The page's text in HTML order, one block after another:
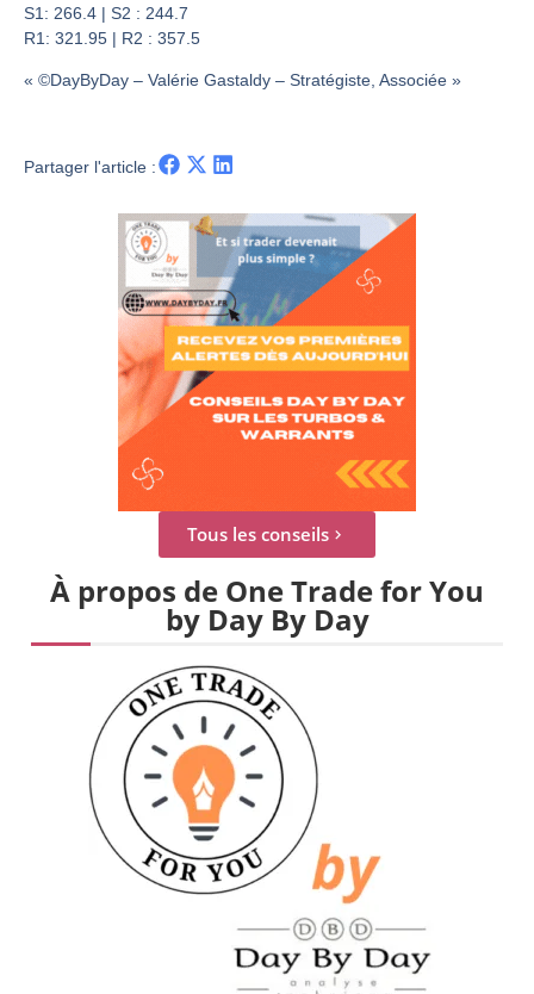
S1: 266.4 | S2 : 244.7
R1: 321.95 | R2 : 357.5
« ©DayByDay – Valérie Gastaldy – Stratégiste, Associée »
Partager l'article :
Tous les conseils
À propos de One Trade for You
by Day By Day